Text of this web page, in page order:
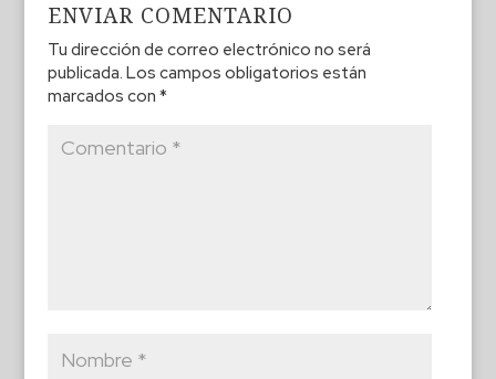
ENVIAR COMENTARIO
Tu dirección de correo electrónico no será
publicada. Los campos obligatorios están
marcados con *